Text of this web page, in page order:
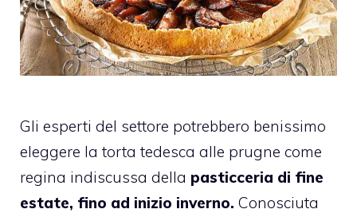
Gli esperti del settore potrebbero benissimo
eleggere la torta tedesca alle prugne come
regina indiscussa della pasticceria di fine
estate, fino ad inizio inverno. Conosciuta